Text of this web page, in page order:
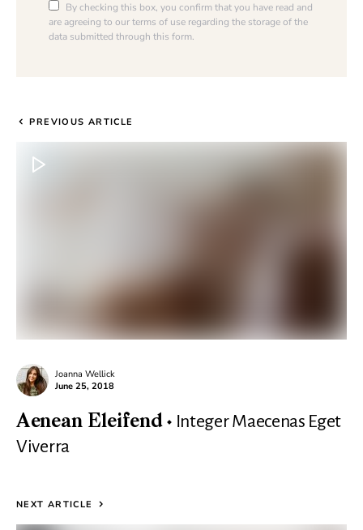
By checking this box, you confirm that you have read and
are agreeing to our terms of use regarding the storage of the
data submitted through this form.
PREVIOUS ARTICLE
Joanna Wellick
June 25, 2018
Aenean Eleifend
Integer Maecenas Eget
Viverra
NEXT ARTICLE